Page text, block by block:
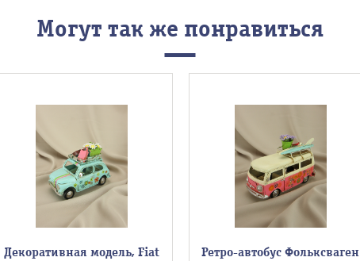
Могут так же понравиться
Декоративная модель, Fiat
Ретро-автобус Фольксваген